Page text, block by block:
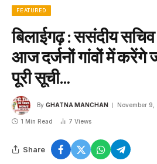
FEATURED
बिलाईगढ़ : ससंदीय
आज दर्जनों गांवों में करेंगे
पूरी सूची…
By GHATNA MANCHAN November 9,
1 Min Read 7 Views
Share